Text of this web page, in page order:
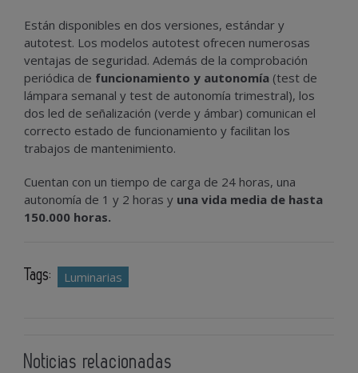
Están disponibles en dos versiones, estándar y
autotest. Los modelos autotest ofrecen numerosas
ventajas de seguridad. Además de la comprobación
periódica de funcionamiento y autonomía (test de
lámpara semanal y test de autonomía trimestral), los
dos led de señalización (verde y ámbar) comunican el
correcto estado de funcionamiento y facilitan los
trabajos de mantenimiento.
Cuentan con un tiempo de carga de 24 horas, una
autonomía de 1 y 2 horas y una vida media de hasta
150.000 horas.
Tags: Luminarias
Noticias relacionadas